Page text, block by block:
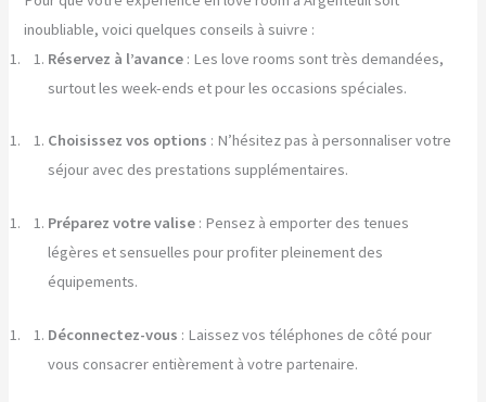
inoubliable, voici quelques conseils à suivre :
Réservez à l’avance : Les love rooms sont très demandées,
surtout les week-ends et pour les occasions spéciales.
Choisissez vos options : N’hésitez pas à personnaliser votre
séjour avec des prestations supplémentaires.
Préparez votre valise : Pensez à emporter des tenues
légères et sensuelles pour profiter pleinement des
équipements.
Déconnectez-vous : Laissez vos téléphones de côté pour
vous consacrer entièrement à votre partenaire.